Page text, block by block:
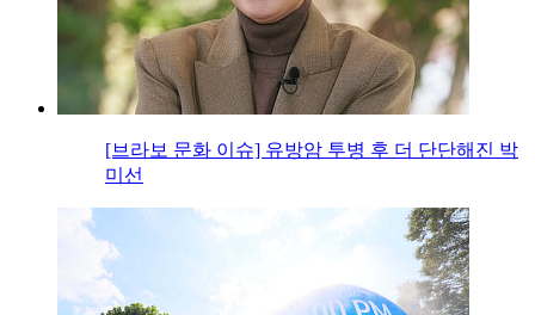
[브라보 문화 이슈] 유방암 투병 후 더 단단해진 박
미선